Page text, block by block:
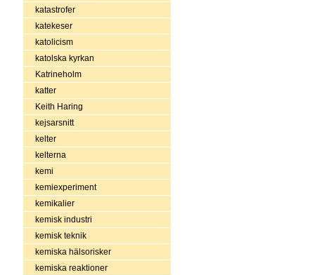
katastrofer
katekeser
katolicism
katolska kyrkan
Katrineholm
katter
Keith Haring
kejsarsnitt
kelter
kelterna
kemi
kemiexperiment
kemikalier
kemisk industri
kemisk teknik
kemiska hälsorisker
kemiska reaktioner